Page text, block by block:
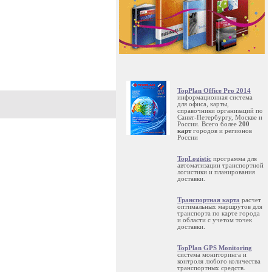
TopPlan Office Pro 2014
информационная система
для офиса, карты,
справочники организаций по
Санкт-Петербургу, Москве и
России. Всего более 200
картгородов и регионов
России
TopLogistic программа для
автоматизации транспортной
логистики и планирования
доставки.
Транспортная карта расчет
оптимальных маршрутов для
транспорта по карте города
и области с учетом точек
доставки.
TopPlan GPS Monitoring
система мониторинга и
контроля любого количества
транспортных средств.